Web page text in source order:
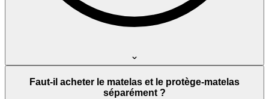
Faut-il acheter le matelas et le protège-matelas
séparément ?